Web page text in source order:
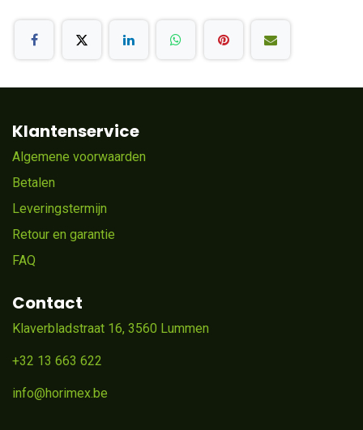
Klantenservice
Algemene voorwaarden
Betalen
Leveringstermijn
Retour en garantie
FAQ
Contact
Klaverbladstraat 16, 3560 Lummen
+32 13 663 622
info@horimex.be